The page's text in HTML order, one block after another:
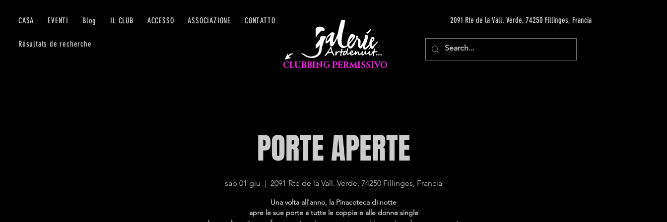
CASA EVENTI Blog IL CLUB ACCESSO ASSOCIAZIONE CONTATTO
Résultats de recherche
2091 Rte de la Vall. Verde, 74250 Fillinges, Francia
CLUBBING PERMISSIVO
PORTE APERTE
sab 01 giu
  |
2091 Rte de la Vall. Verde, 74250 Fillinges, Francia
Una volta all'anno, la Pinacoteca di notte
apre le sue porte a tutte le coppie e alle donne single